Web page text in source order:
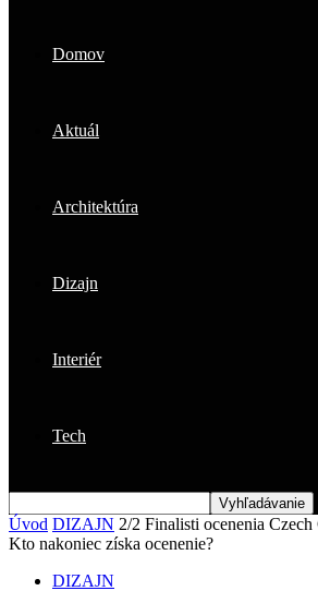
Domov
Aktuál
Architektúra
Dizajn
Interiér
Tech
Úvod DIZAJN 2/2 Finalisti ocenenia
Kto nakoniec získa ocenenie?
DIZAJN